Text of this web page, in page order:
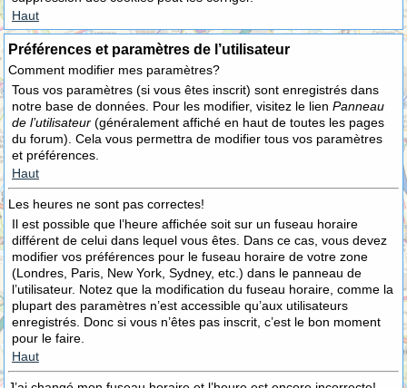
Haut
Préférences et paramètres de l’utilisateur
Comment modifier mes paramètres?
Tous vos paramètres (si vous êtes inscrit) sont enregistrés dans
notre base de données. Pour les modifier, visitez le lien Panneau
de l’utilisateur (généralement affiché en haut de toutes les pages
du forum). Cela vous permettra de modifier tous vos paramètres
et préférences.
Haut
Les heures ne sont pas correctes!
Il est possible que l’heure affichée soit sur un fuseau horaire
différent de celui dans lequel vous êtes. Dans ce cas, vous devez
modifier vos préférences pour le fuseau horaire de votre zone
(Londres, Paris, New York, Sydney, etc.) dans le panneau de
l’utilisateur. Notez que la modification du fuseau horaire, comme la
plupart des paramètres n’est accessible qu’aux utilisateurs
enregistrés. Donc si vous n’êtes pas inscrit, c’est le bon moment
pour le faire.
Haut